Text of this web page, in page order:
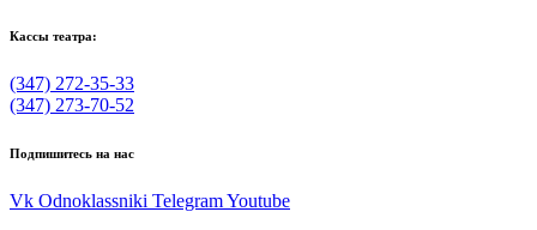
Кассы театра:
(347) 272-35-33
(347) 273-70-52
Подпишитесь на нас
Vk Odnoklassniki TelegramYoutube